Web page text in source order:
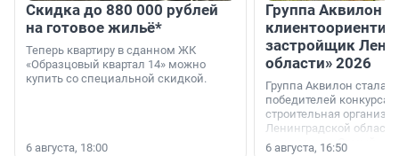
Скидка до 880 000 рублей
на готовое жильё*
Теперь квартиру в сданном ЖК
«Образцовый квартал 14» можно
купить со специальной скидкой.
6 августа, 18:00
Группа Аквилон
застройщик
области» 2026
Группа Аквилон стала
победителей конкурса
строительная
Ленинградской области
номинации «Самый
6 августа, 16:50